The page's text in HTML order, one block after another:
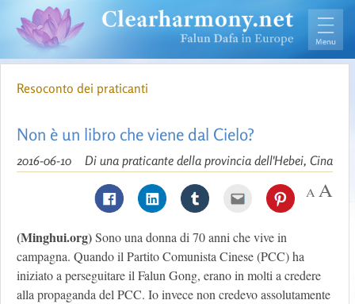
Resoconto dei praticanti
Non è un libro che viene dal Cielo?
Di una praticante della provincia dell'Hebei, Cina
2016-06-10
(Minghui.org)Sono una donna di 70 anni che vive in
campagna. Quando il Partito Comunista Cinese (PCC) ha
iniziato a perseguitare il Falun Gong, erano in molti a credere
alla propaganda del PCC. Io invece non credevo assolutamente